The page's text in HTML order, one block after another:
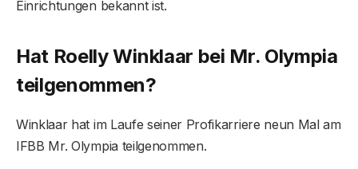
Einrichtungen bekannt ist.
Hat Roelly Winklaar bei Mr. Olympia
teilgenommen?
Winklaar hat im Laufe seiner Profikarriere neun Mal am
IFBB Mr. Olympia teilgenommen.